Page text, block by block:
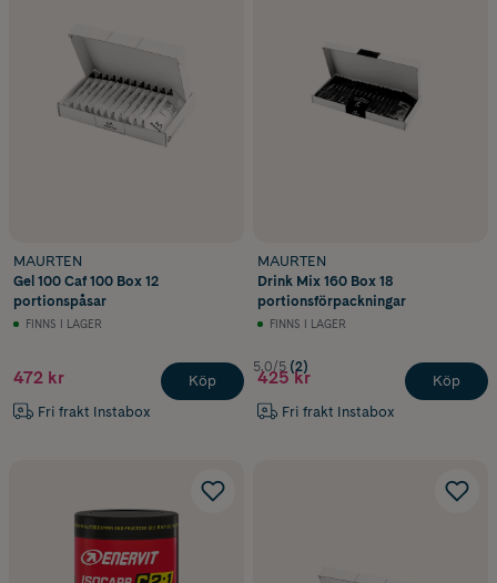
MAURTEN
Gel 100 Caf 100 Box 12
portionspåsar
FINNS I LAGER
472 kr
Fri frakt Instabox
Köp
MAURTEN
Drink Mix 160 Box 18
portionsförpackningar
FINNS I LAGER
5.0/5 (2)
425 kr
Fri frakt Instabox
Köp